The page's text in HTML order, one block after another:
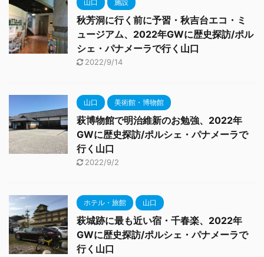
山口 施設
秋芳洞に行く前に予習・秋吉台エコ・ミ
ュージアム、2022年GWに歴史探訪/ポル
シェ・パナメーラで行く山口
2022/9/14
山口 美術館・博物館
萩博物館で明治維新のお勉強、2022年
GWに歴史探訪/ポルシェ・パナメーラで
行く山口
2022/9/2
ホテル・旅館 山口
萩城跡に最も近い宿・千春楽、2022年
GWに歴史探訪/ポルシェ・パナメーラで
行く山口